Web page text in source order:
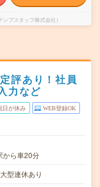
プスタッフ株式会社）
評あり！社員
力など
日が休み WEB登録OK
から車20分
型連休あり